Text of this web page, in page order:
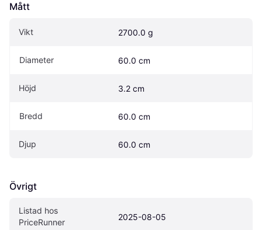
Mått
Vikt 2700.0 g
Diameter 60.0 cm
Höjd 3.2 cm
Bredd 60.0 cm
Djup 60.0 cm
Övrigt
Listad hos
PriceRunner
2025-08-05